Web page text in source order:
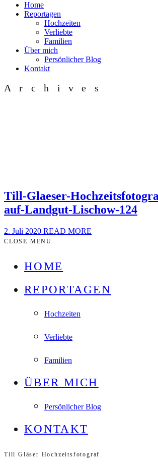
Home
Reportagen
Hochzeiten
Verliebte
Familien
Über mich
Persönlicher Blog
Kontakt
Archives
Till-Glaeser-
auf-Landgut-Lischow-124
2. Juli 2020 READ MORE
CLOSE MENU
HOME
REPORTAGEN
Hochzeiten
Verliebte
Familien
ÜBER MICH
Persönlicher Blog
KONTAKT
Till Gläser Hochzeitsfotograf